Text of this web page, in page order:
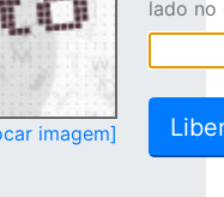
imagem]
lado no